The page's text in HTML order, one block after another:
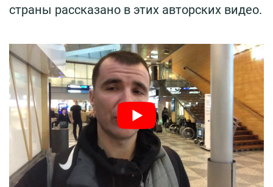
страны рассказано в этих авторских видео.